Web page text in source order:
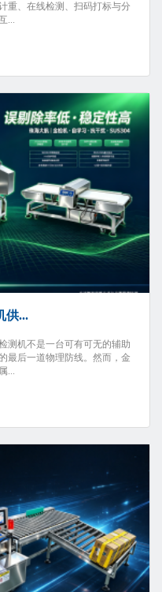
重、在线检测、扫码打标与分
...
供...
测机不是一台可有可无的辅助
最后一道物理防线。然而，金
...